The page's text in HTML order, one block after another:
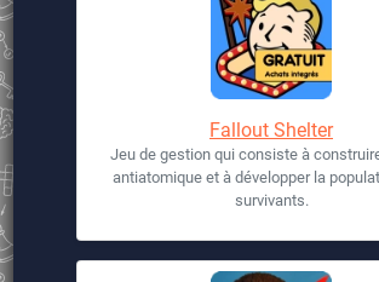
Fallout Shelter
Jeu de gestion qui consiste à
antiatomique et à développer la
survivants.